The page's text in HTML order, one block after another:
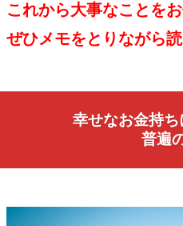
これから大事なことを
ぜひメモをとりながら
幸せなお金持
普遍